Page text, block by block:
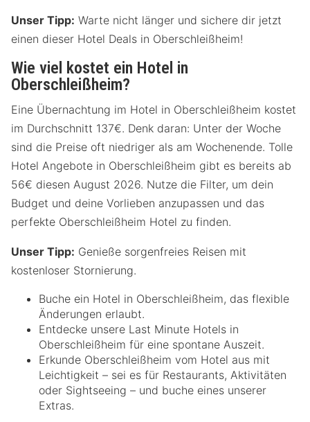
Unser Tipp: Warte nicht länger und sichere dir jetzt
einen dieser Hotel Deals in Oberschleißheim!
Wie viel kostet ein Hotel in
Oberschleißheim?
Eine Übernachtung im Hotel in Oberschleißheim kostet
im Durchschnitt 137€. Denk daran: Unter der Woche
sind die Preise oft niedriger als am Wochenende. Tolle
Hotel Angebote in Oberschleißheim gibt es bereits ab
56€ diesen August 2026. Nutze die Filter, um dein
Budget und deine Vorlieben anzupassen und das
perfekte Oberschleißheim Hotel zu finden.
Unser Tipp: Genieße sorgenfreies Reisen mit
kostenloser Stornierung.
Buche ein Hotel in Oberschleißheim, das flexible
Änderungen erlaubt.
Entdecke unsere Last Minute Hotels in
Oberschleißheim für eine spontane Auszeit.
Erkunde Oberschleißheim vom Hotel aus mit
Leichtigkeit – sei es für Restaurants, Aktivitäten
oder Sightseeing – und buche eines unserer
Extras.